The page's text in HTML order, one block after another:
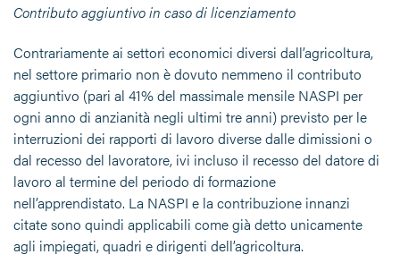
Contributo aggiuntivo in caso di licenziamento
Contrariamente ai settori economici diversi dall’agricoltura,
nel settore primario non è dovuto nemmeno il contributo
aggiuntivo (pari al 41% del massimale mensile NASPI per
ogni anno di anzianità negli ultimi tre anni) previsto per le
interruzioni dei rapporti di lavoro diverse dalle dimissioni o
dal recesso del lavoratore, ivi incluso il recesso del datore di
lavoro al termine del periodo di formazione
nell’apprendistato. La NASPI e la contribuzione innanzi
citate sono quindi applicabili come già detto unicamente
agli impiegati, quadri e dirigenti dell’agricoltura.